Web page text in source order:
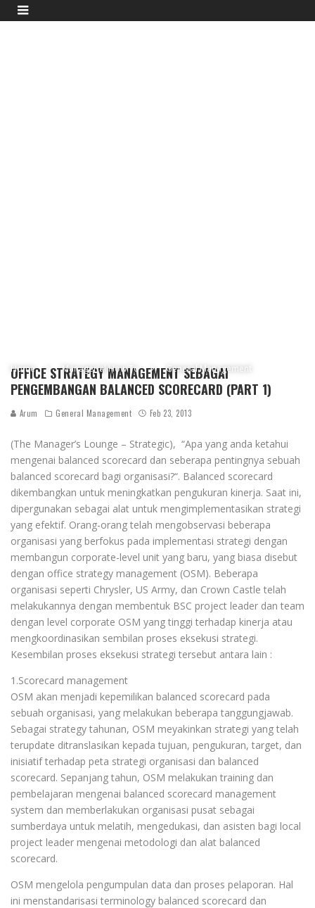
Home Managerial How To General Management
OFFICE STRATEGY MANAGEMENT SEBAGAI
PENGEMBANGAN BALANCED SCORECARD (PART 1)
Arum General Management Feb 23, 2013
(The Manager’s Lounge – Strategic), “Apa yang anda ketahui
mengenai balanced scorecard dan seberapa pentingnya sebuah
balanced scorecard bagi organisasi?“. Balanced scorecard
dikembangkan untuk meningkatkan pengukuran kinerja. Saat ini,
dipergunakan sebagai alat untuk mengimplementasikan strategi
yang efektif. Orang-orang telah mengobservasi beberapa
organisasi yang berfokus pada implementasi strategi dengan
membangun corporate-level unit yang baru, yang biasa disebut
dengan office strategy management (OSM). Beberapa
organisasi seperti Chrysler, US Army, dan Crown Castle telah
melakukannya dengan membentuk BSC project leader dan team
dengan level corporate OSM yang tinggi terhadap kinerja atau
mengkoordinasikan sembilan proses eksekusi strategi.
Kesembilan proses eksekusi strategi tersebut antara lain :
1.Scorecard management
OSM akan menjadi kepemilikan balanced scorecard pada
sebuah organisasi, yang melakukan beberapa tanggungjawab.
Sebagai strategy tahunan, OSM meyakinkan strategi yang telah
terupdate ditranslasikan kepada tujuan, pengukuran, target, dan
inisiatif terhadap peta strategi organisasi dan balanced
scorecard. Sepanjang tahun, OSM melakukan training dan
pembelajaran mengenai balanced scorecard management
system dan memberlakukan organisasi pusat sebagai
sumberdaya untuk melatih, mengedukasi, dan asisten bagi local
project leader mengenai metodologi dan alat balanced
scorecard.
OSM mengelola pengumpulan data dan proses pelaporan. Hal
ini menstandarisasi terminology balanced scorecard dan